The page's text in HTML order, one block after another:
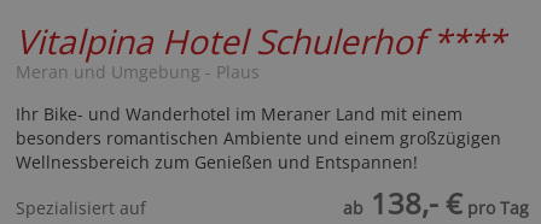
Vitalpina Hotel Schulerhof****
Meran und Umgebung - Plaus
Ihr Bike- und Wanderhotel im Meraner Land mit einem
besonders romantischen Ambiente und einem großzügigen
Wellnessbereich zum Genießen und Entspannen!
Spezialisiert auf
ab 138,- € pro Tag